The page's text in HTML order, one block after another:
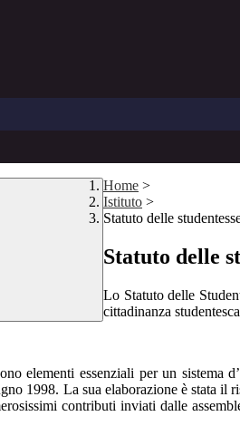
Home >
Istituto >
Statuto delle
Statuto delle
Lo Statuto delle
cittadinanza
elementi essenziali per un sistema
1998. La sua elaborazione è stata
contributi inviati dalle